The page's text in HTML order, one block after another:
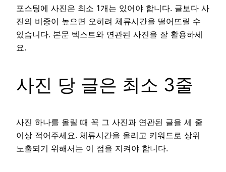
포스팅에 사진은 최소 1개는 있어야 합니다. 글보다 사
진의 비중이 높으면 오히려 체류시간을 떨어뜨릴 수
있습니다. 본문 텍스트와 연관된 사진을 잘 활용하세
요.
사진 당 글은 최소 3줄
사진 하나를 올릴 때 꼭 그 사진과 연관된 글을 세 줄
이상 적어주세요. 체류시간을 올리고 키워드로 상위
노출되기 위해서는 이 점을 지켜야 합니다.